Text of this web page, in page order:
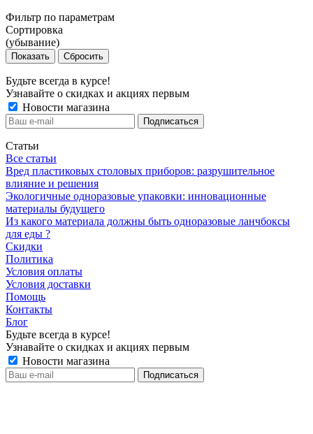
Фильтр по параметрам
Сортировка
(убывание)
Сбросить
Будьте всегда в курсе!
Узнавайте о скидках и акциях первым
Новости магазина
Статьи
Все статьи
Вред пластиковых столовых приборов: разрушительное
влияние и решения
Экологичные одноразовые упаковки: инновационные
материалы будущего
Из какого материала должны быть одноразовые ланчбоксы
для еды ?
Скидки
Политика
Условия оплаты
Условия доставки
Помощь
Контакты
Блог
Будьте всегда в курсе!
Узнавайте о скидках и акциях первым
Новости магазина